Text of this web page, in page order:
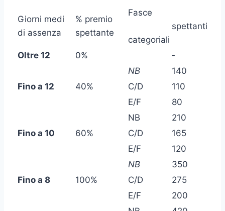
Giorni medi
di assenza
% premio
spettante
Fasce
categoriali
spettanti
Oltre 12 0%
‑
NB
140
Fino a 12
40% C/D
110
E/F
80
NB
210
Fino a 10
60% C/D
165
E/F
120
NB
350
Fino a 8
100% C/D
275
E/F
200